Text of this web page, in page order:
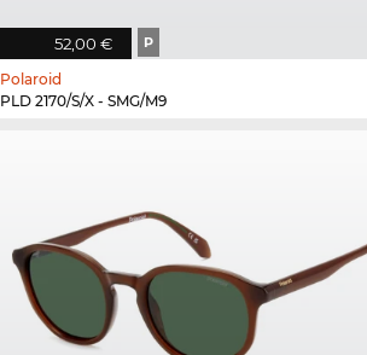
52,00 € P
Polaroid
PLD 2170/S/X - SMG/M9